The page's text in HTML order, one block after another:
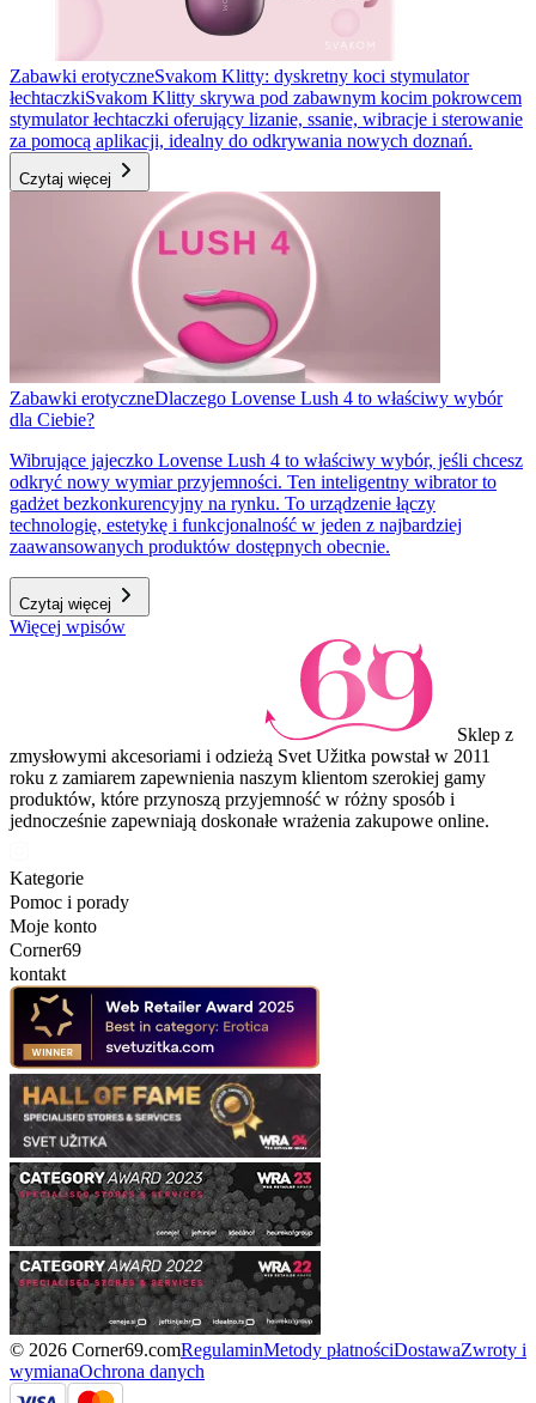
Zabawki erotyczneSvakom Klitty: dyskretny koci stymulator
łechtaczkiSvakom Klitty skrywa pod zabawnym kocim pokrowcem
stymulator łechtaczki oferujący lizanie, ssanie, wibracje i sterowanie
za pomocą aplikacji, idealny do odkrywania nowych doznań.
Czytaj więcej
Zabawki erotyczneDlaczego Lovense Lush 4 to właściwy wybór
dla Ciebie?
Wibrujące jajeczko Lovense Lush 4 to właściwy wybór, jeśli chcesz
odkryć nowy wymiar przyjemności. Ten inteligentny wibrator to
gadżet bezkonkurencyjny na rynku. To urządzenie łączy
technologię, estetykę i funkcjonalność w jeden z najbardziej
zaawansowanych produktów dostępnych obecnie.
Czytaj więcej
Więcej wpisów
Sklep z
zmysłowymi akcesoriami i odzieżą Svet Užitka powstał w 2011
roku z zamiarem zapewnienia naszym klientom szerokiej gamy
produktów, które przynoszą przyjemność w różny sposób i
jednocześnie zapewniają doskonałe wrażenia zakupowe online.
Kategorie
Pomoc i porady
Moje konto
Corner69
kontakt
© 2026 Corner69.comRegulaminMetody płatnościDostawaZwroty i
wymianaOchrona danych